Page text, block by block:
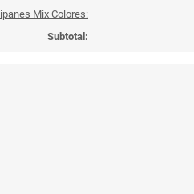
Mix Colores:
Subtotal: